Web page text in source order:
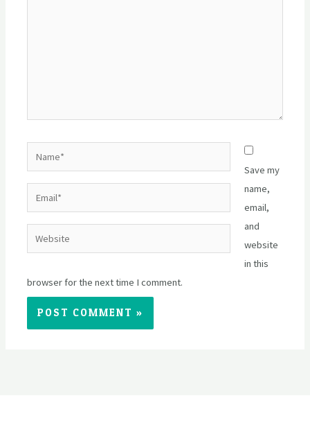
Website
Save my
name,
email,
and
website
in this
browser for the next time I comment.